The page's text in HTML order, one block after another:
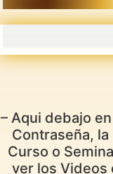
– Aqui debajo
Contraseña,
Curso o
ver los Videos